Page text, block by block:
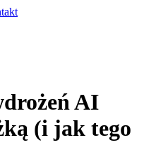
AI
(i jak tego